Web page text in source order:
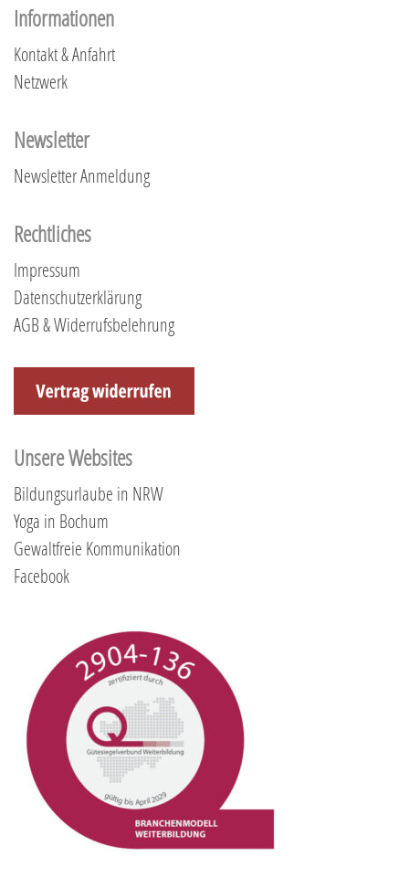
Informationen
Kontakt & Anfahrt
Netzwerk
Newsletter
Newsletter Anmeldung
Rechtliches
Impressum
Datenschutzerklärung
AGB & Widerrufsbelehrung
Unsere Websites
Bildungsurlaube in NRW
Yoga in Bochum
Gewaltfreie Kommunikation
Facebook